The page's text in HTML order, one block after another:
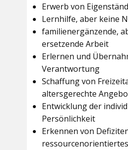
Erwerb von
Lernhilfe, aber keine
familienergänzende,
ersetzende Arbeit
Erlernen und
Verantwortung
Schaffung von
altersgerechte
Entwicklung der
Persönlichkeit
Erkennen von